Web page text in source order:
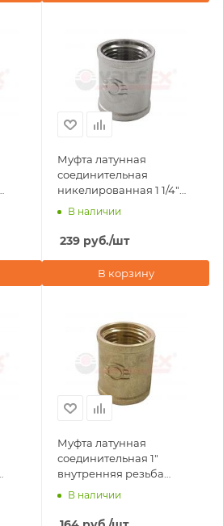
Муфта латунная
соединительная
никелированная 1 1/4"
внутренняя резьба
В наличии
239 руб./шт
В корзину
Муфта латунная
соединительная 1"
внутренняя резьба
Valfex
В наличии